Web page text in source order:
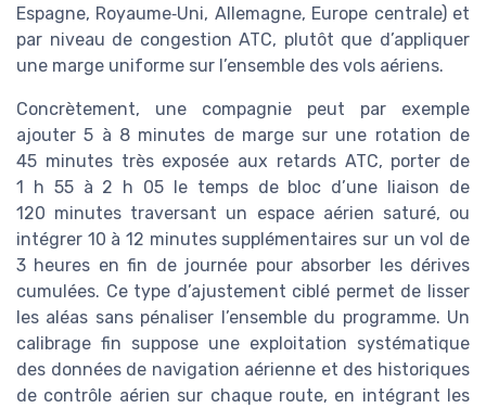
Espagne, Royaume‑Uni, Allemagne, Europe centrale) et
par niveau de congestion ATC, plutôt que d’appliquer
une marge uniforme sur l’ensemble des vols aériens.
Concrètement, une compagnie peut par exemple
ajouter 5 à 8 minutes de marge sur une rotation de
45 minutes très exposée aux retards ATC, porter de
1 h 55 à 2 h 05 le temps de bloc d’une liaison de
120 minutes traversant un espace aérien saturé, ou
intégrer 10 à 12 minutes supplémentaires sur un vol de
3 heures en fin de journée pour absorber les dérives
cumulées. Ce type d’ajustement ciblé permet de lisser
les aléas sans pénaliser l’ensemble du programme. Un
calibrage fin suppose une exploitation systématique
des données de navigation aérienne et des historiques
de contrôle aérien sur chaque route, en intégrant les